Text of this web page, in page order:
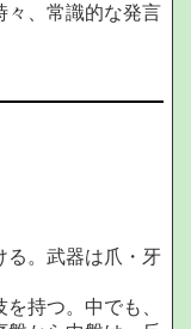
、常識的な発言
。武器は爪・牙
持つ。中でも、